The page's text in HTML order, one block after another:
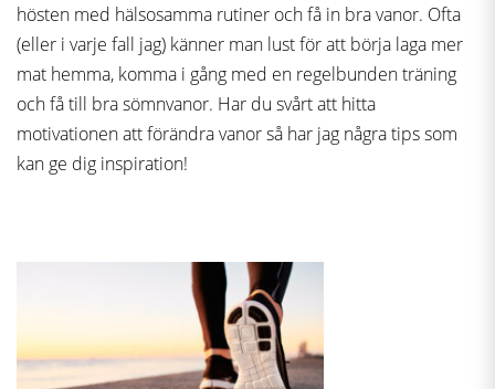
hösten med hälsosamma rutiner och få in bra vanor. Ofta
(eller i varje fall jag) känner man lust för att börja laga mer
mat hemma, komma i gång med en regelbunden träning
och få till bra sömnvanor. Har du svårt att hitta
motivationen att förändra vanor så har jag några tips som
kan ge dig inspiration!